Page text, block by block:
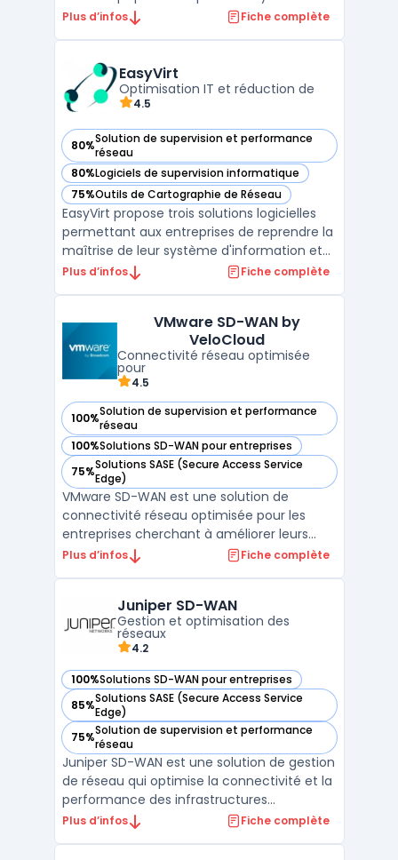
d'exploitation de s'exécuter sur une seule
d'optimiser l'utilisation du matériel tout en
rédu ...
Plus d’infos Fiche complète
EasyVirt
Optimisation IT et réduction de
4.5
80%Solution de supervision et performance
réseau
— voir EasyVirt dans cette catégorie
80%Logiciels de supervision informatique
— voir EasyVirt dans cette catégorie
75%Outils de Cartographie de Réseau
— voir EasyVirt dans cette catégorie
EasyVirt propose trois solutions logicielles
permettant aux entreprises de reprendre la
maîtrise de leur système d'information et
d'optimiser l'empreinte environnementale
pour les organisations disposant d'au moins
50 V ...
Plus d’infos Fiche complète
VMware SD-WAN by
VeloCloud
Connectivité réseau optimisée
pour
4.5
100%Solution de supervision et performance
réseau
— voir VMware SD-WAN by VeloCloud dans cette catégorie
100%Solutions SD-WAN pour entreprises
— voir VMware SD-WAN by VeloCloud dans cette catégorie
75%Solutions SASE (Secure Access Service
Edge)
— voir VMware SD-WAN by VeloCloud dans cette catégorie
VMware SD-WAN est une solution de
connectivité réseau optimisée pour les
entreprises cherchant à améliorer leurs
performances applicatives et leur sécurité.
et d'assurer une connectivité efficace
entre les sites distan ...
Plus d’infos Fiche complète
Juniper SD-WAN
Gestion et optimisation des
réseaux
4.2
100%Solutions SD-WAN pour entreprises
— voir Juniper SD-WAN dans cette catégorie
85%Solutions SASE (Secure Access Service
Edge)
— voir Juniper SD-WAN dans cette catégorie
75%Solution de supervision et performance
réseau
— voir Juniper SD-WAN dans cette catégorie
Juniper SD-WAN est une solution de gestion
de réseau qui optimise la connectivité et la
performance des infrastructures
distribuées. Elle permet aux entreprises de
Plus d’infos Fiche complète